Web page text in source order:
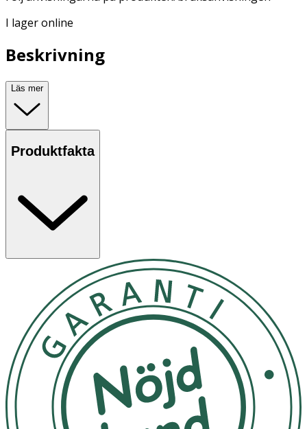
I lager online
Beskrivning
Läs mer
Produktfakta